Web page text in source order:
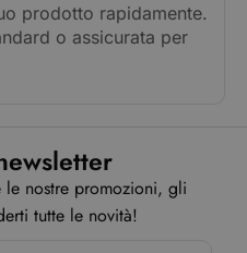
prodotto rapidamente.
o assicurata per
le nostre promozioni, gli
tutte le novità!